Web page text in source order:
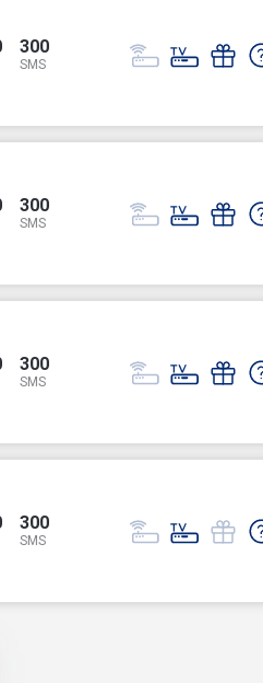
300
SMS
300
SMS
300
SMS
300
SMS